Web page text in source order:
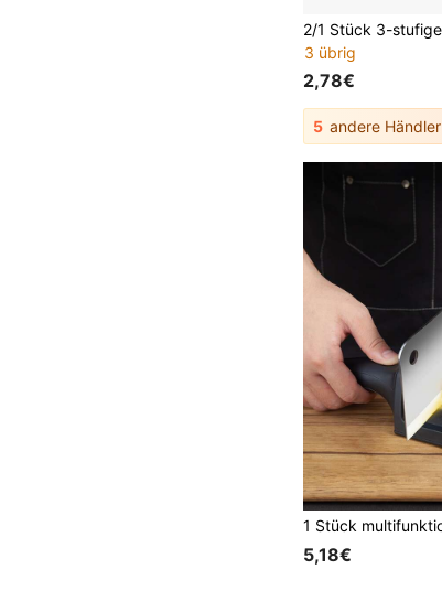
3 übrig
2,78€
5 andere Händler
5,18€